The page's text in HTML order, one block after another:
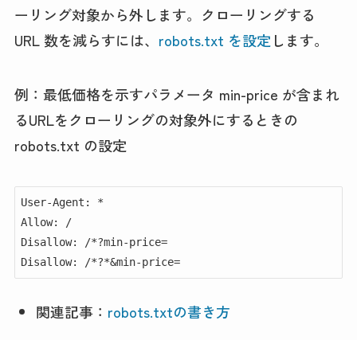
ーリング対象から外します。クローリングする
URL 数を減らすには、 robots.txt を設定 します。
例：最低価格を示すパラメータ min-price が含まれ
るURLをクローリングの対象外にするときの
robots.txt の設定
User-Agent: *
Allow: /
Disallow: /*?min-price=
Disallow: /*?*&min-price=
関連記事： robots.txtの書き方